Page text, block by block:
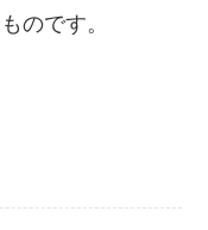
のです。